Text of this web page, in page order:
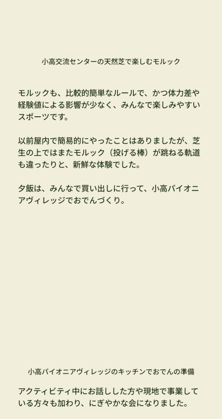
小高交流センターの天然芝で楽しむモルック
モルックも、比較的簡単なルールで、かつ体力差や
経験値による影響が少なく、みんなで楽しみやすい
スポーツです。
以前屋内で簡易的にやったことはありましたが、芝
生の上ではまたモルック（投げる棒）が跳ねる軌道
も違ったりと、新鮮な体験でした。
夕飯は、みんなで買い出しに行って、小高パイオニ
アヴィレッジでおでんづくり。
小高パイオニアヴィレッジのキッチンでおでんの準備
アクティビティ中にお話しした方や現地で事業して
いる方々も加わり、にぎやかな会になりました。